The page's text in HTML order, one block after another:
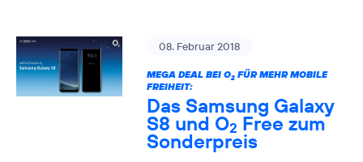
08. Februar 2018
MEGA DEAL BEI O2FÜR MEHR MOBILE
FREIHEIT:
Das Samsung Galaxy
S8 und O2 Free zum
Sonderpreis